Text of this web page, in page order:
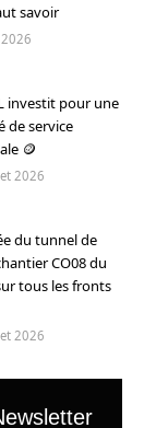
savoir
investit pour une
de service
🪙
2026
du tunnel de
CO08 du
tous les fronts
2026